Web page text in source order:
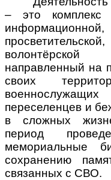
– это комплекс
направленный на
своих
переселенцев и
в сложных
период
мемориальные
сохранению
связанных с СВО.